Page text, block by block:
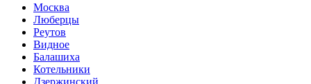
Москва
Люберцы
Реутов
Видное
Балашиха
Котельники
Дзержинский